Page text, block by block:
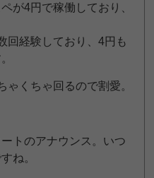
が4円で稼働しており、
回経験しており、4円も
ゃくちゃ回るので割愛。
トのアナウンス。いつ
ね。